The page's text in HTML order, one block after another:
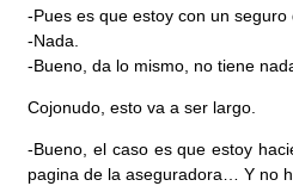
-Pues es que estoy con un
-Nada.
-Bueno, da lo mismo, no tiene
Cojonudo, esto va a ser largo.
-Bueno, el caso es que estoy
pagina de la aseguradora… Y no